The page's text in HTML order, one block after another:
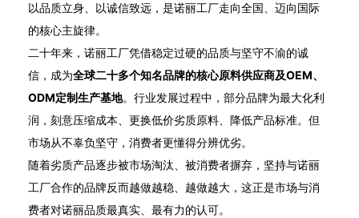
以品质立身、以诚信致远，是诺丽工厂走向全国、迈向国际
的核心主旋律。
二十年来，诺丽工厂凭借稳定过硬的品质与坚守不渝的诚
信，成为全球二十多个知名品牌的核心原料供应商及OEM、
ODM定制生产基地。行业发展过程中，部分品牌为最大化利
润，刻意压缩成本、更换低价劣质原料、降低产品标准。但
市场从不辜负坚守，消费者更懂得分辨优劣。
随着劣质产品逐步被市场淘汰、被消费者摒弃，坚持与诺丽
工厂合作的品牌反而越做越稳、越做越大，这正是市场与消
费者对诺丽品质最真实、最有力的认可。